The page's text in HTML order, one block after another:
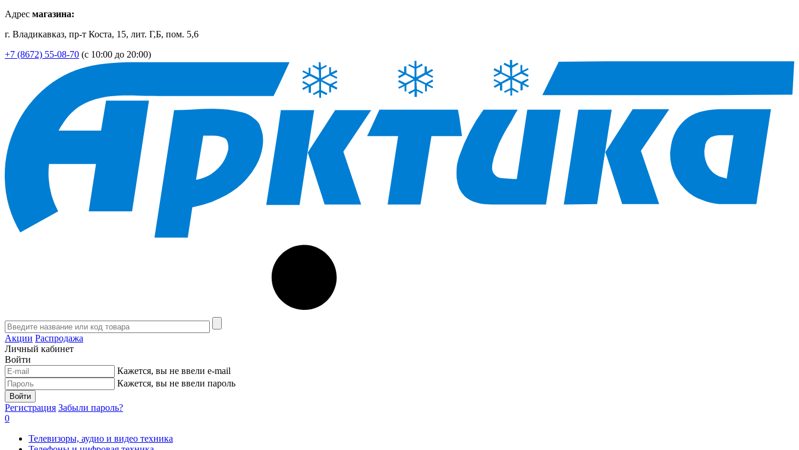
Адрес магазина:
г. Владикавказ, пр-т Коста, 15, лит. Г,Б, пом. 5,6
+7 (8672) 55-08-70 (с 10:00 до 20:00)
Акции Распродажа
Личный кабинет
Войти
Кажется, вы не ввели e-mail
Кажется, вы не ввели пароль
Войти
Регистрация Забыли пароль?
0
Телевизоры, аудио и видео техника